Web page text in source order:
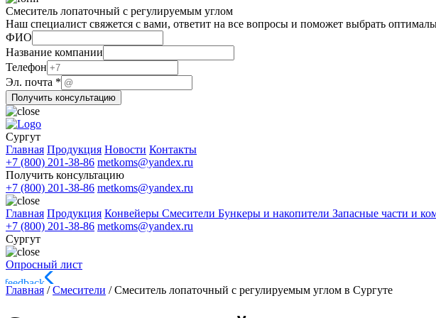
Смеситель лопаточный с регулируемым углом
Наш специалист свяжется с вами, ответит на все вопросы и поможет выбрать
Название
Эл.
компании
ФИО
Название компании
Телефон
Эл. почта *
Получить консультацию
Сургут
Главная Продукция Новости Контакты
+7 (800) 201-38-86 metkoms@yandex.ru
Получить консультацию
+7 (800) 201-38-86 metkoms@yandex.ru
Главная Продукция Конвейеры Смесители Бункеры и накопители Запасные части и
+7 (800) 201-38-86 metkoms@yandex.ru
Сургут
Опросный лист
Главная /Смесители /Смеситель лопаточный с регулируемым углом в Сургуте